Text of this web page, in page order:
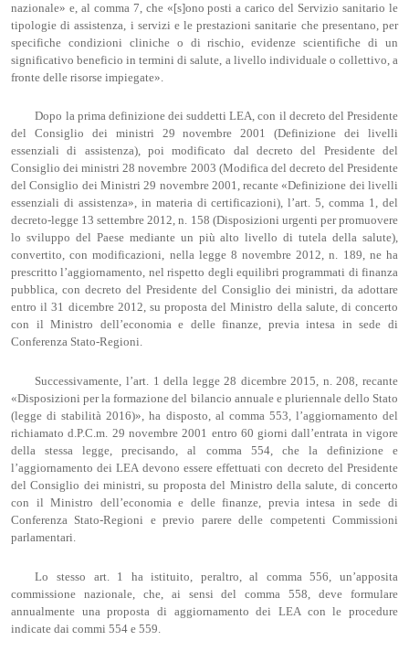
nazionale» e, al comma 7, che «[s]ono posti a carico del Servizio sanitario le
tipologie di assistenza, i servizi e le prestazioni sanitarie che presentano, per
specifiche condizioni cliniche o di rischio, evidenze scientifiche di un
significativo beneficio in termini di salute, a livello individuale o collettivo, a
fronte delle risorse impiegate».
Dopo la prima definizione dei suddetti LEA, con il decreto del Presidente
del Consiglio dei ministri 29 novembre 2001 (Definizione dei livelli
essenziali di assistenza), poi modificato dal decreto del Presidente del
Consiglio dei ministri 28 novembre 2003 (Modifica del decreto del Presidente
del Consiglio dei Ministri 29 novembre 2001, recante «Definizione dei livelli
essenziali di assistenza», in materia di certificazioni), l’art. 5, comma 1, del
decreto-legge 13 settembre 2012, n. 158 (Disposizioni urgenti per promuovere
lo sviluppo del Paese mediante un più alto livello di tutela della salute),
convertito, con modificazioni, nella legge 8 novembre 2012, n. 189, ne ha
prescritto l’aggiornamento, nel rispetto degli equilibri programmati di finanza
pubblica, con decreto del Presidente del Consiglio dei ministri, da adottare
entro il 31 dicembre 2012, su proposta del Ministro della salute, di concerto
con il Ministro dell’economia e delle finanze, previa intesa in sede di
Conferenza Stato-Regioni.
Successivamente, l’art. 1 della legge 28 dicembre 2015, n. 208, recante
«Disposizioni per la formazione del bilancio annuale e pluriennale dello Stato
(legge di stabilità 2016)», ha disposto, al comma 553, l’aggiornamento del
richiamato d.P.C.m. 29 novembre 2001 entro 60 giorni dall’entrata in vigore
della stessa legge, precisando, al comma 554, che la definizione e
l’aggiornamento dei LEA devono essere effettuati con decreto del Presidente
del Consiglio dei ministri, su proposta del Ministro della salute, di concerto
con il Ministro dell’economia e delle finanze, previa intesa in sede di
Conferenza Stato-Regioni e previo parere delle competenti Commissioni
parlamentari.
Lo stesso art. 1 ha istituito, peraltro, al comma 556, un’apposita
commissione nazionale, che, ai sensi del comma 558, deve formulare
annualmente una proposta di aggiornamento dei LEA con le procedure
indicate dai commi 554 e 559.